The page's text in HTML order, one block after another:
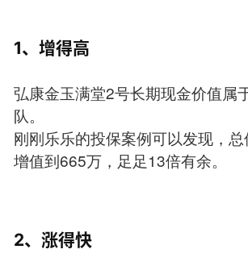
1、增得高
弘康金玉满堂2号长期现金价值属
队。
刚刚乐乐的投保案例可以发现，
增值到665万，足足13倍有余。
2、涨得快